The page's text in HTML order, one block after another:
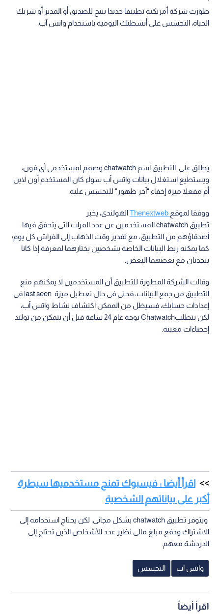
طورت شركة أمريكية تطبيقا جديدا يتيح للصديق أو المدير أو شريك
الحياة، التجسس على أنشطتك اليومية باستخدام واتس آب.
يطلق على التطبيق اسم chatwatch وصمم لمستخدمي آي فون،
ويستطيع استغلال بيانات واتس آب سواء كان المستخدم أون لاين
أم مفعلا ميزة إخفاء "آخر ظهور" للتجسس عليه.
ووفقا لموقع Thenextweb
الهولندى، يخبر
تطبيق chatwatch المستخدمين عن عدد المرات التى يتحقق فيها
أصدقاؤهم من التطبيق، مع تقدير وقت الذهاب إلى الفراش كل يوم؛
كما يمكنه ربط البيانات الخاصة بشخصين يختارهما لمعرفة إذا كانا
يتحدثان مع بعضهما البعض.
وقالت الشركة المطورة للتطبيق أن المستخدمين لا يمكنهم منع
التطبيق من جمع البيانات، فحتى فى حال تعطيل ميزة last seen فى
إعدادات حسابك، فسيظل من الممكن اكتشاف نشاط واتس آب،
لكن يتطلبChatwatch بوجه عام 24 ساعة قبل أن يتمكن من توليد
إحصاءات معينة.
اقرأ أيضا : فيسبوك تمنح مستخدميها سيطرة
أكبر على بياناتهم الشخصية
ويتوفر تطبيق chatwatch بشكل مجانى، لكن يحتاج استخدامه إلى
الاشتراك ودفع مبلغ مالى نظير عدد الأشخاص الذين تحتاج إلى
الدردشة معهم.
واتس اب التجسس
اقرأ أيضاً